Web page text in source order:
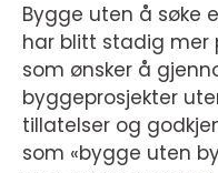
Bygge uten å søke
har blitt stadig mer
som ønsker å
byggeprosjekter
tillatelser og
som «bygge uten